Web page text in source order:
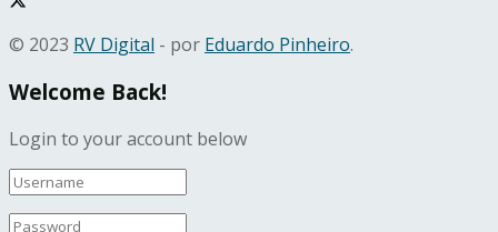
© 2023 RV Digital - por Eduardo Pinheiro.
Welcome Back!
Login to your account below